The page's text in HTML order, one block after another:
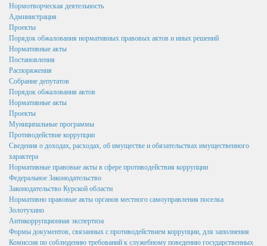
Перечень систем и реестров
Защита населения и территорий от чрезвычайных ситуаций
Профилактика коррупции и иных правонарушений
Общественный совет профилактики правонарушений в
поселке Золотухино
Нормотворческая деятельность
Администрация
Проекты
Порядок обжалования нормативных правовых актов
и иных решений
Нормотворческая деятельность
Администрация
Проекты
Порядок обжалования нормативных правовых актов и иных решений
Нормативные акты
Постановления
Распоряжения
Собрание депутатов
Порядок обжалования актов
Нормативные акты
Проекты
Муниципальные программы
Противодействие коррупции
Сведения о доходах, расходах, об имуществе и обязательствах имущественного
характера
Нормативные правовые акты в сфере противодействия коррупции
Федеральное Законодательство
Законодательство Курской области
Нормативно правовые акты органов местного самоуправления поселка
Золотухино
Антикоррупционная экспертиза
Формы документов, связанных с противодействием коррупции, для заполнения
Комиссия по соблюдению требований к служебному поведению государственных